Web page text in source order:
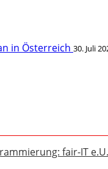
in Österreich 30. Juli
fair-IT e.U.